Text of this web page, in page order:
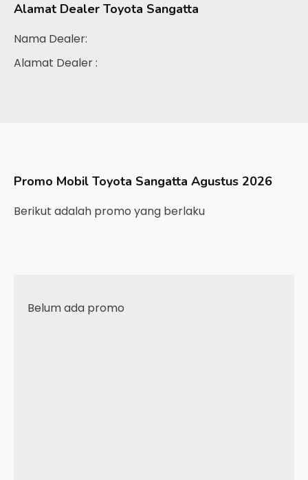
Alamat Dealer Toyota Sangatta
Nama Dealer:
Alamat Dealer :
Promo Mobil Toyota Sangatta Agustus 2026
Berikut adalah promo yang berlaku
Belum ada promo